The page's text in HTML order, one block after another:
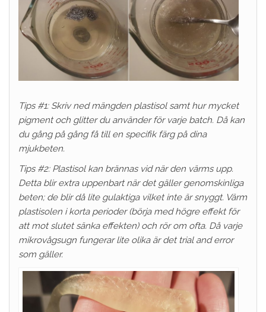
Tips #1: Skriv ned mängden plastisol samt hur mycket
pigment och glitter du använder för varje batch. Då kan
du gång på gång få till en specifik färg på dina
mjukbeten.
Tips #2: Plastisol kan brännas vid när den värms upp.
Detta blir extra uppenbart när det gäller genomskinliga
beten; de blir då lite gulaktiga vilket inte är snyggt. Värm
plastisolen i korta perioder (börja med högre effekt för
att mot slutet sänka effekten) och rör om ofta. Då varje
mikrovågsugn fungerar lite olika är det trial and error
som gäller.